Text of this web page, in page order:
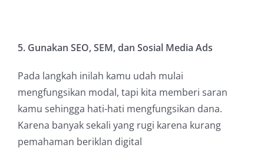
5. Gunakan SEO, SEM, dan Sosial Media Ads
Pada langkah inilah kamu udah mulai
mengfungsikan modal, tapi kita memberi saran
kamu sehingga hati-hati mengfungsikan dana.
Karena banyak sekali yang rugi karena kurang
pemahaman beriklan digital